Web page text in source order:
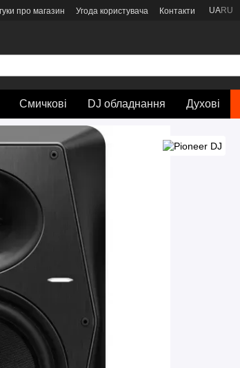
про магазин Угода користувача Контакти UARU
Смичкові DJ обладнання Духові